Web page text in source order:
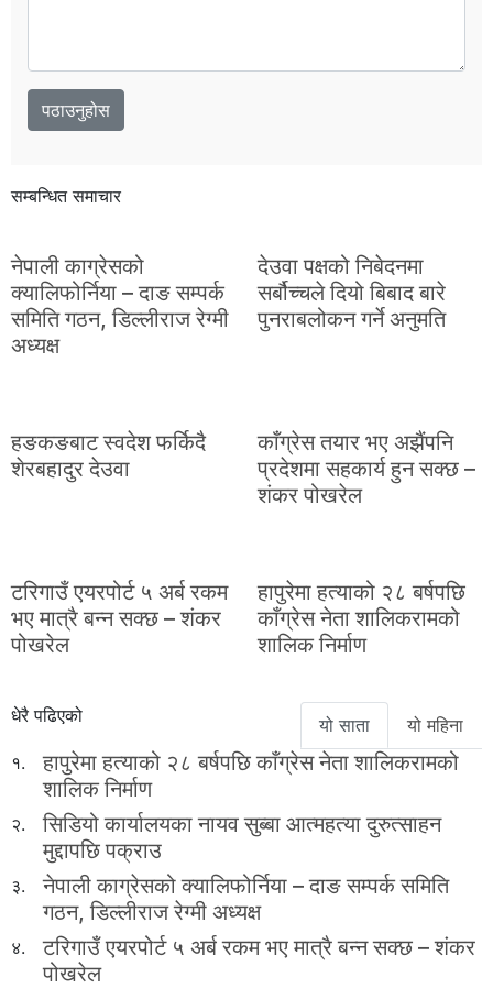
सम्बन्धित समाचार
नेपाली काग्रेसको
क्यालिफोर्निया – दाङ सम्पर्क
समिति गठन, डिल्लीराज रेग्मी
अध्यक्ष
देउवा पक्षको निबेदनमा
सर्बौच्चले दियो बिबाद बारे
पुनराबलोकन गर्ने अनुमति
हङकङबाट स्वदेश फर्किदै
शेरबहादुर देउवा
काँग्रेस तयार भए अझैंपनि
प्रदेशमा सहकार्य हुन सक्छ –
शंकर पोखरेल
टरिगाउँ एयरपोर्ट ५ अर्ब रकम
भए मात्रै बन्न सक्छ – शंकर
पोखरेल
हापुरेमा हत्याको २८ बर्षपछि
काँग्रेस नेता शालिकरामको
शालिक निर्माण
धेरै पढिएको यो साता
यो महिना
१.
हापुरेमा हत्याको २८ बर्षपछि काँग्रेस नेता शालिकरामको
शालिक निर्माण
२.
सिडियो कार्यालयका नायव सुब्बा आत्महत्या दुरुत्साहन
मुद्दापछि पक्राउ
३.
नेपाली काग्रेसको क्यालिफोर्निया – दाङ सम्पर्क समिति
गठन, डिल्लीराज रेग्मी अध्यक्ष
४.
टरिगाउँ एयरपोर्ट ५ अर्ब रकम भए मात्रै बन्न सक्छ – शंकर
पोखरेल